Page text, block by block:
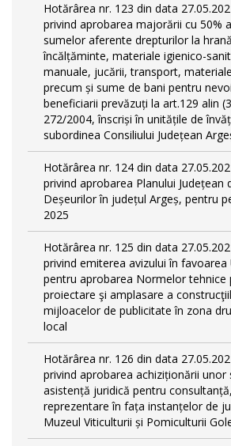
Hotărârea nr. 123 din data
privind aprobarea majorării cu 50%
sumelor aferente drepturilor la
încălțăminte, materiale igienico-
manuale, jucării, transport,
precum și sume de bani pentru
beneficiarii prevăzuți la art.129 alin
272/2004, înscriși în unitățile de
subordinea Consiliului Județean
Hotărârea nr. 124 din data
privind aprobarea Planului Județean
Deșeurilor în județul Argeș, pentru
2025
Hotărârea nr. 125 din data
privind emiterea avizului în favoarea
pentru aprobarea Normelor tehnice
proiectare şi amplasare a
mijloacelor de publicitate în zona
local
Hotărârea nr. 126 din data
privind aprobarea achiziționării unor
asistență juridică pentru
reprezentare în fața instanțelor de
Muzeul Viticulturii și Pomiculturii